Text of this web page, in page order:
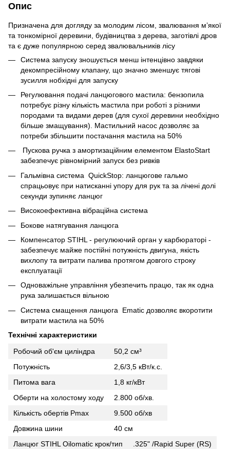
Опис
Призначена для догляду за молодим лісом, звалювання м’якої
та тонкомірної деревини, будівництва з дерева, заготівлі дров
та є дуже популярною серед звалювальників лісу
Система запуску зношується менш інтенцівно завдяки
декомпресійному клапану, що значно зменшує тягові
зусилля нобхідні для запуску
Регулювання подачі ланцюгового мастила: бензопила
потребує різну кількість мастила при роботі з різними
породами та видами дерев (для сухої деревини необхідно
більше змащування). Мастильний насос дозволяє за
потреби збільшити постачання мастила на 50%
Пускова ручка з амортизаційним елементом ElastoStart
забезпечує рівномірний запуск без ривків
Гальмівна система QuickStop: ланцюгове гальмо
спрацьовує при натисканні упору для рук та за лічені долі
секунди зупиняє ланцюг
Високоефективна вібраційна система
Бокове натягування ланцюга
Компенсатор STIHL - регулюючий орган у карбюраторі -
забезпечує майже постійні потужність двигуна, якість
вихлопу та витрати палива протягом довгого строку
експлуатації
Одноважільне управління убезпечить працю, так як одна
рука залишається вільною
Система смащення ланцюга Ematic дозволяє вкоротити
витрати мастила на 50%
Технічні характеристики
Pобочий об'єм циліндра
50,2 см³
Потужність
2,6/3,5 кВт/к.с.
Питома вага
1,8 кг/кВт
Оберти на холостому ходу
2.800 об/хв.
Кількість обертів Pmax
9.500 об/хв
Довжина шини
40 см
Ланцюг STIHL Oilomatic крок/тип
.325" /Rapid Super (RS)